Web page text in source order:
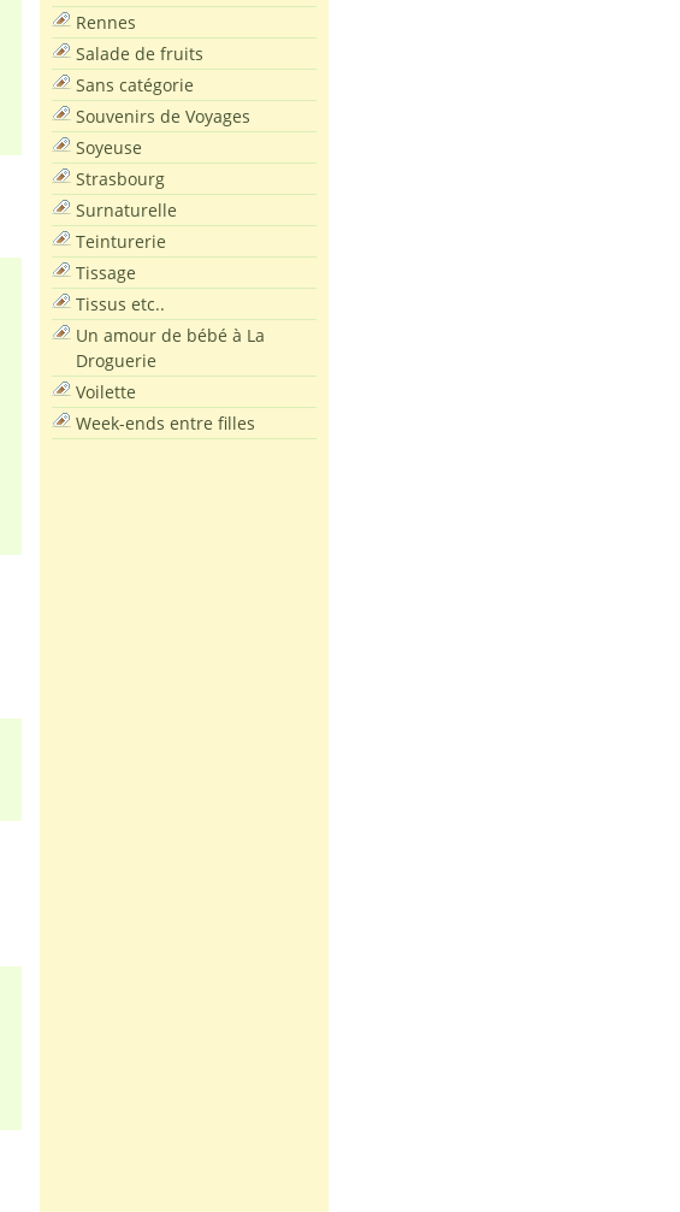
Rennes
Salade de fruits
Sans catégorie
Souvenirs de Voyages
Soyeuse
Strasbourg
Surnaturelle
Teinturerie
Tissage
Tissus etc..
Un amour de bébé à La
Droguerie
Voilette
Week-ends entre filles